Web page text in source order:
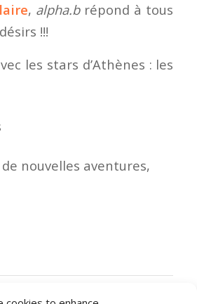
, alpha.b répond à tous
!!!
les stars d’Athènes : les
nouvelles aventures,